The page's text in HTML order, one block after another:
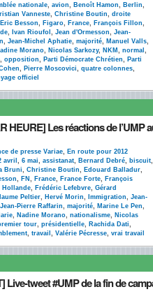
nationale, avion, Benoît Hamon, Berlin,
Vanneste, Christine Boutin, droite
Eric Besson, Figaro, France, François Fillon,
, Ivan Rioufol , Jean d'Ormesson, Jean-
, Jean-Michel Aphatie, majorité, Manuel Valls,
Morano, Nicolas Sarkozy, NKM , normal ,
, opposition, Parti Démocrate Chrétien, Parti
, Pierre Moscovici, quatre colonnes,
officiel
de presse Variae, En route pour 2012
avril , 6 mai, assistanat, Bernard Debré, biscuit,
Bruni, Christine Boutin, Edouard Balladur,
, FN , France, France Forte, François
Hollande, Frédéric Lefebvre, Gérard
Peltier, Hervé Morin, Immigration, Jean-
Jean-Pierre Raffarin, majorité, Marine Le Pen,
, Nadine Morano, nationalisme, Nicolas
tour, présidentielle, Rachida Dati,
, travail , Valérie Pécresse, vrai travail